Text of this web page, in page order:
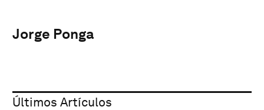
Jorge Ponga
Últimos Artículos